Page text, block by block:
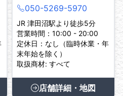
050-5269-5970
JR 津田沼駅より徒歩5分
営業時間：10:00 - 20:00
定休日：なし（臨時休業・年
末年始を除く）
取扱商材: すべて
店舗詳細・地図